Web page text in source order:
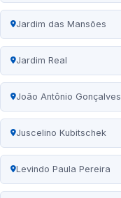
Jardim das Mansões
Jardim Real
João Antônio Gonçalves
Juscelino Kubitschek
Levindo Paula Pereira